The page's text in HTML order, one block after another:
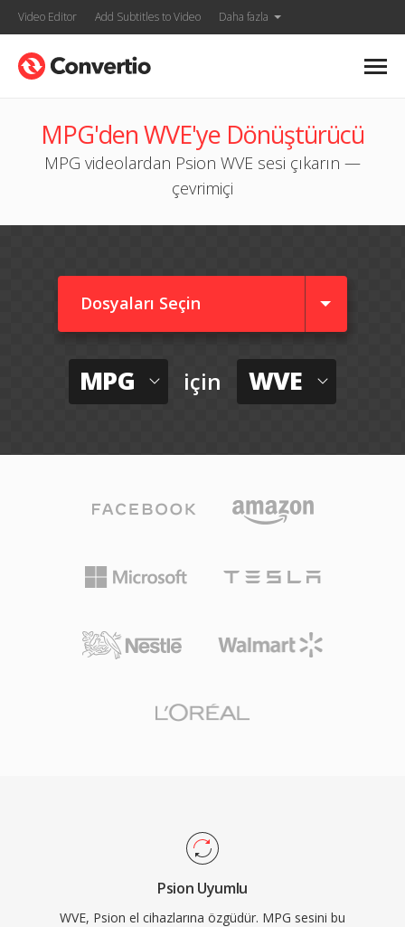
Video Editor Add Subtitles to Video Daha fazla
MPG'den WVE'ye Dönüştürücü
MPG videolardan Psion WVE sesi çıkarın —
çevrimiçi
Dosyaları Seçin
MPG için WVE
Psion Uyumlu
WVE, Psion el cihazlarına özgüdür. MPG sesini bu